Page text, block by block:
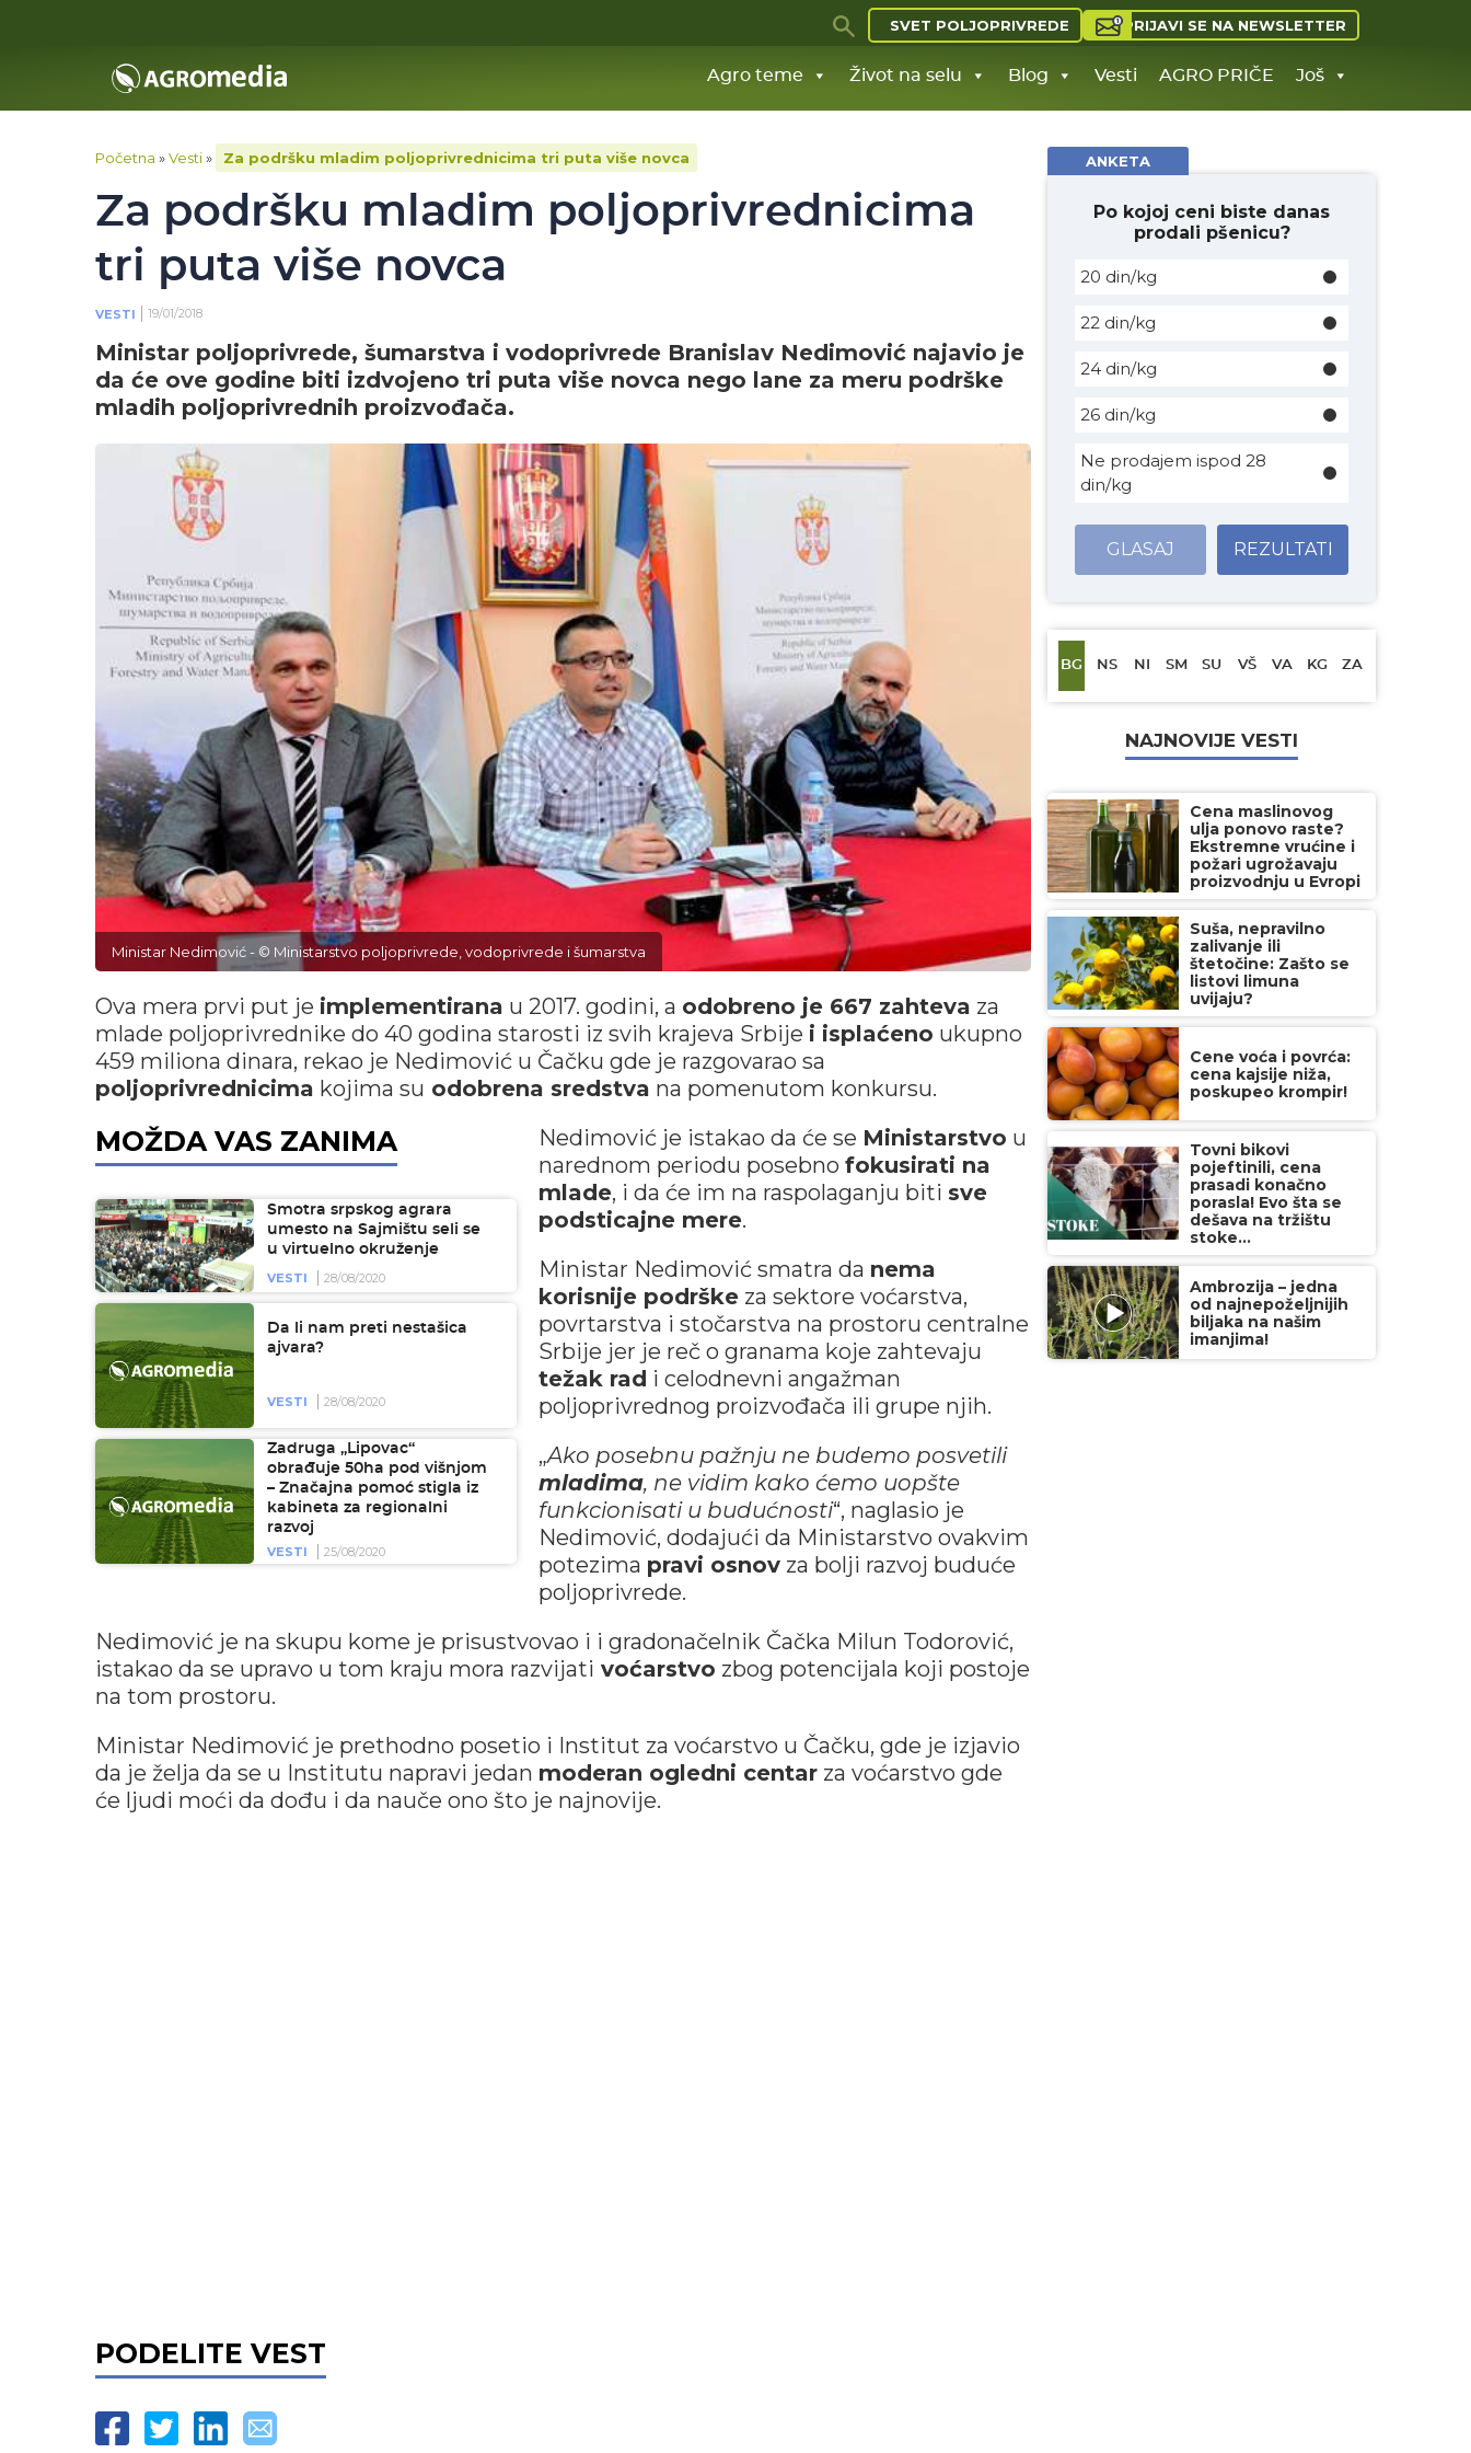
SVET POLJOPRIVREDE PRIJAVI SE NA NEWSLETTER
Agro teme Život na selu Blog Vesti AGRO PRIČE Još
Početna »Vesti» Za podršku mladim poljoprivrednicima tri puta više novca
Za podršku mladim poljoprivrednicima
tri puta više novca
VESTI 19/01/2018
Ministar poljoprivrede, šumarstva i vodoprivrede Branislav Nedimović najavio je
da će ove godine biti izdvojeno tri puta više novca nego lane za meru podrške
mladih poljoprivrednih proizvođača.
Ministar Nedimović - © Ministarstvo poljoprivrede, vodoprivrede i šumarstva
Ova mera prvi put je implementirana u 2017. godini, a odobreno je 667 zahteva za
mlade poljoprivrednike do 40 godina starosti iz svih krajeva Srbije i isplaćeno ukupno
459 miliona dinara, rekao je Nedimović u Čačku gde je razgovarao sa
poljoprivrednicima kojima su odobrena sredstva na pomenutom konkursu.
MOŽDA VAS ZANIMA
Smotra srpskog agrara
umesto na Sajmištu seli se
u virtuelno okruženje
VESTI
28/08/2020
Da li nam preti nestašica
ajvara?
VESTI 28/08/2020
Zadruga „Lipovac“
obrađuje 50ha pod višnjom
– Značajna pomoć stigla iz
kabineta za regionalni
razvoj
VESTI
25/08/2020
Nedimović je istakao da će se Ministarstvo u
narednom periodu posebno fokusirati na
mlade, i da će im na raspolaganju biti sve
podsticajne mere.
Ministar Nedimović smatra da nema
korisnije podrškeza sektore voćarstva,
povrtarstva i stočarstva na prostoru centralne
Srbije jer je reč o granama koje zahtevaju
težak rad i celodnevni angažman
poljoprivrednog proizvođača ili grupe njih.
„Ako posebnu pažnju ne budemo posvetili
mladima, ne vidim kako ćemo uopšte
funkcionisati u budućnosti“, naglasio je
Nedimović, dodajući da Ministarstvo ovakvim
potezima pravi osnovza bolji razvoj buduće
poljoprivrede.
Nedimović je na skupu kome je prisustvovao i i gradonačelnik Čačka Milun Todorović,
istakao da se upravo u tom kraju mora razvijati voćarstvo zbog potencijala koji postoje
na tom prostoru.
Ministar Nedimović je prethodno posetio i Institut za voćarstvo u Čačku, gde je izjavio
da je želja da se u Institutu napravi jedan moderan ogledni centar za voćarstvo gde
će ljudi moći da dođu i da nauče ono što je najnovije.
PODELITE VEST
ANKETA
Po kojoj ceni biste danas
prodali pšenicu?
20 din/kg
22 din/kg
24 din/kg
26 din/kg
Ne prodajem ispod 28
din/kg
GLASAJ REZULTATI
BG NS NI SM SU VŠ VA KG ZA
NAJNOVIJE VESTI
Cena maslinovog
ulja ponovo raste?
Ekstremne vrućine i
požari ugrožavaju
proizvodnju u Evropi
Suša, nepravilno
zalivanje ili
štetočine: Zašto se
listovi limuna
uvijaju?
Cene voća i povrća:
cena kajsije niža,
poskupeo krompir!
Tovni bikovi
pojeftinili, cena
prasadi konačno
porasla! Evo šta se
dešava na tržištu
stoke...
Ambrozija – jedna
od najnepoželjnijih
biljaka na našim
imanjima!